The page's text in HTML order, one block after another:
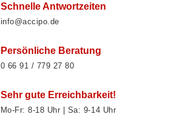
Schnelle Antwortzeiten
info@accipo.de
Persönliche Beratung
0 66 91 / 779 27 80
Sehr gute Erreichbarkeit!
Mo-Fr: 8‑18 Uhr | Sa: 9‑14 Uhr